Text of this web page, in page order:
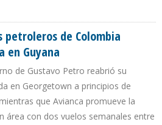
petroleros de Colombia
en Guyana
de Gustavo Petro reabrió su
en Georgetown a principios de
que Avianca promueve la
área con dos vuelos semanales entre